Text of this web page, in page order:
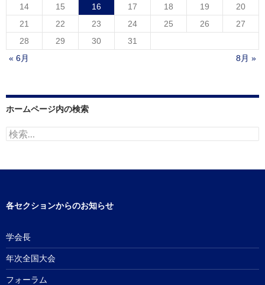
14
15 16 17 18 19
20
21
22 23 24 25 26
27
28
29 30
31
« 6月
8月 »
ホームページ内の検索
検
索:
各セクションからのお知らせ
学会長
年次全国大会
フォーラム